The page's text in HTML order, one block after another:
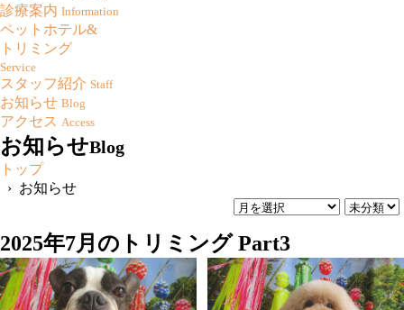
診療案内 Information
ペットホテル&
トリミング
Service
スタッフ紹介 Staff
お知らせ Blog
アクセス Access
お知らせBlog
トップ
› お知らせ
2025年7月のトリミング Part3